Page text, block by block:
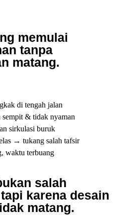
memulai
tanpa
matang.
di tengah jalan
sempit & tidak nyaman
sirkulasi buruk
→ tukang salah tafsir
waktu terbuang
salah
karena desain
matang.